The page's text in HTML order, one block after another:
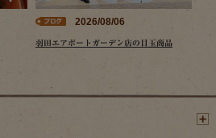
2026/08/06
羽田エアポートガーデン店の目玉商品